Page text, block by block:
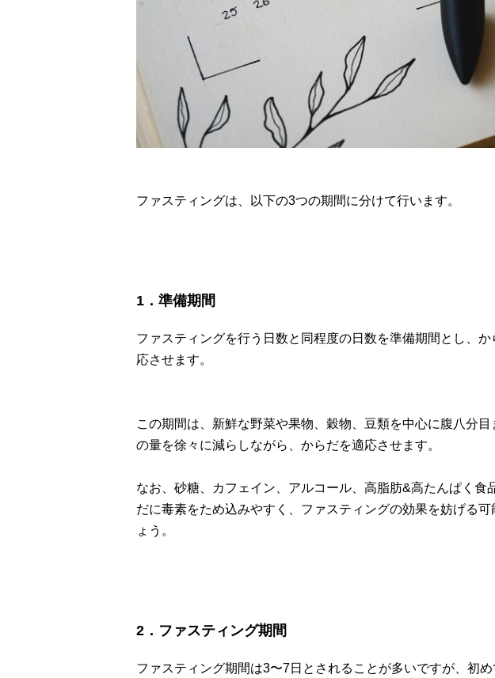
ファスティングは、以下の3つの期間に分けて行います。
1．準備期間
ファスティングを行う日数と同程度の日数を準備期間とし、
応させます。
この期間は、新鮮な野菜や果物、穀物、豆類を中心に腹八分
の量を徐々に減らしながら、からだを適応させます。
なお、砂糖、カフェイン、アルコール、高脂肪&高たんぱく食
だに毒素をため込みやすく、ファスティングの効果を妨げる
ょう。
2．ファスティング期間
ファスティング期間は3〜7日とされることが多いですが、初め